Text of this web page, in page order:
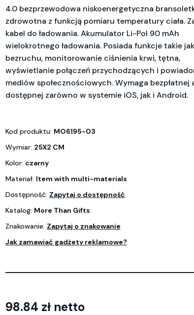
4.0 bezprzewodowa niskoenergetyczna
zdrowotna z funkcją pomiaru temperatury ciała.
kabel do ładowania. Akumulator Li-Pol 90 mAh
wielokrotnego ładowania. Posiada funkcje takie
bezruchu, monitorowanie ciśnienia krwi, tętna,
wyświetlanie połączeń przychodzących i
mediów społecznościowych. Wymaga bezpłatnej
dostępnej zarówno w systemie iOS, jak i Android.
Kod produktu: MO6195-03
Wymiar: 25X2 CM
Kolor: czarny
Materiał: Item with multi-materials
Dostępność: Zapytaj o dostępność
Katalog: More Than Gifts
Znakowanie: Zapytaj o znakowanie
Jak zamawiać gadżety reklamowe?
98.84 zł netto